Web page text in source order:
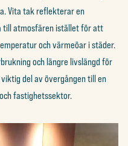
Vita tak reflekterar en
till atmosfären istället för att
och värmeöar i städer.
och längre livslängd för
del av övergången till en
fastighetssektor.